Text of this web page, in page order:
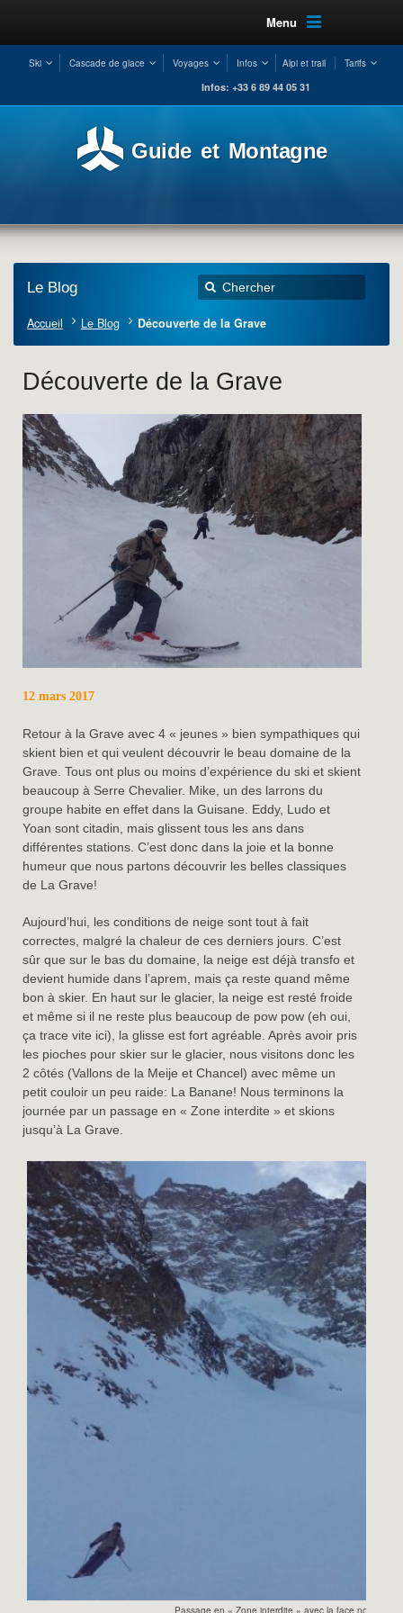
Menu
Ski Cascade de glace Voyages Infos Alpi et trail Tarifs
Infos: +33 6 89 44 05 31
Guide et Montagne
Le Blog
Accueil Le Blog Découverte de la Grave
Découverte de la Grave
12 mars 2017
Retour à la Grave avec 4 « jeunes » bien sympathiques qui
skient bien et qui veulent découvrir le beau domaine de la
Grave. Tous ont plus ou moins d’expérience du ski et skient
beaucoup à Serre Chevalier. Mike, un des larrons du
groupe habite en effet dans la Guisane. Eddy, Ludo et
Yoan sont citadin, mais glissent tous les ans dans
différentes stations. C’est donc dans la joie et la bonne
humeur que nous partons découvrir les belles classiques
de La Grave!
Aujourd’hui, les conditions de neige sont tout à fait
correctes, malgré la chaleur de ces derniers jours. C’est
sûr que sur le bas du domaine, la neige est déjà transfo et
devient humide dans l’aprem, mais ça reste quand même
bon à skier. En haut sur le glacier, la neige est resté froide
et même si il ne reste plus beaucoup de pow pow (eh oui,
ça trace vite ici), la glisse est fort agréable. Après avoir pris
les pioches pour skier sur le glacier, nous visitons donc les
2 côtés (Vallons de la Meije et Chancel) avec même un
petit couloir un peu raide: La Banane! Nous terminons la
journée par un passage en « Zone interdite » et skions
jusqu’à La Grave.
Passage en « Zone interdite » avec la face nord du